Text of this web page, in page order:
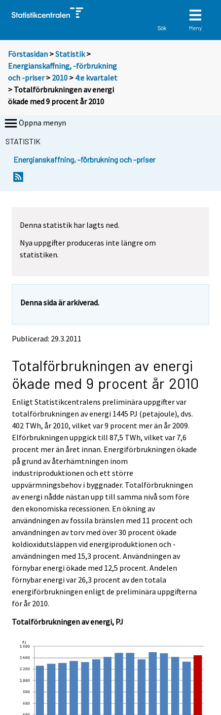
Sök Meny
Förstasidan >Statistik >
Energianskaffning, -förbrukning
och -priser> 2010 > 4:e kvartalet
> Totalförbrukningen av energi
ökade med 9 procent år 2010
Öppna menyn
STATISTIK
Energianskaffning, -förbrukning och -priser
Denna statistik har lagts ned.
Nya uppgifter produceras inte längre om
statistiken.
Denna sida är arkiverad.
Publicerad: 29.3.2011
Totalförbrukningen av energi
ökade med 9 procent år 2010
Enligt Statistikcentralens preliminära uppgifter var
totalförbrukningen av energi 1445 PJ (petajoule), dvs.
402 TWh, år 2010, vilket var 9 procent mer än år 2009.
Elförbrukningen uppgick till 87,5 TWh, vilket var 7,6
procent mer än året innan. Energiförbrukningen ökade
på grund av återhämtningen inom
industriproduktionen och ett större
uppvärmningsbehov i byggnader. Totalförbrukningen
av energi nådde nästan upp till samma nivå som före
den ekonomiska recessionen. En ökning av
användningen av fossila bränslen med 11 procent och
användningen av torv med över 30 procent ökade
koldioxidutsläppen vid energiproduktionen och -
användningen med 15,3 procent. Användningen av
förnybar energi ökade med 12,5 procent. Andelen
förnybar energi var 26,3 procent av den totala
energiförbrukningen enligt de preliminära uppgifterna
för år 2010.
Totalförbrukningen av energi, PJ